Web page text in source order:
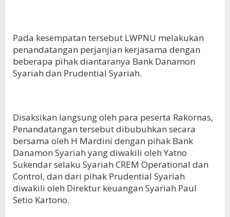
Pada kesempatan tersebut LWPNU melakukan
penandatangan perjanjian kerjasama dengan
beberapa pihak diantaranya Bank Danamon
Syariah dan Prudential Syariah.
Disaksikan langsung oleh para peserta Rakornas,
Penandatangan tersebut dibubuhkan secara
bersama oleh H Mardini dengan pihak Bank
Danamon Syariah yang diwakili oleh Yatno
Sukendar selaku Syariah CREM Operational dan
Control, dan dari pihak Prudential Syariah
diwakili oleh Direktur keuangan Syariah Paul
Setio Kartono.